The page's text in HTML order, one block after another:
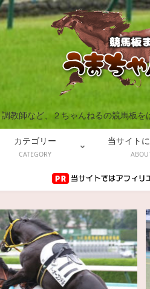
教師など、２ちゃんねるの競馬板を
カテゴリー
CATEGORY
当サイト